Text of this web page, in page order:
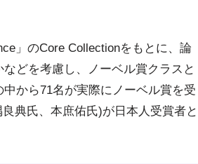
」のCore Collectionをもとに、論
どを考慮し、ノーベル賞クラスと
から71名が実際にノーベル賞を受
典氏、本庶佑氏)が日本人受賞者と